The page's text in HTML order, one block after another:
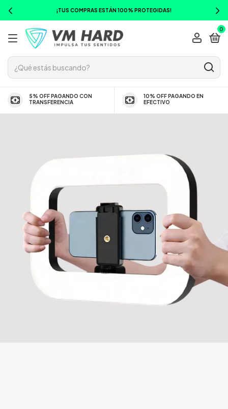
¡TUS COMPRAS ESTÁN 100% PROTEGIDAS!
0
5% OFF PAGANDO CON
TRANSFERENCIA
10% OFF PAGANDO EN
EFECTIVO